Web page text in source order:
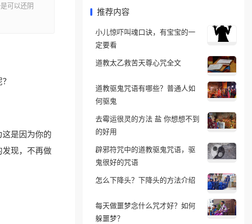
可以还阴
是因为你的
现，不再做
推荐内容
小儿惊吓叫魂口诀，有宝宝的一
定要看
道教太乙救苦天尊心咒全文
道教驱鬼咒语有哪些？普通人如
何驱鬼
去霉运很灵的方法 盐 你想想不到
的好用
辟邪符咒中的道教驱鬼咒语，驱
鬼很好的咒语
怎么下降头？下降头的方法介绍
每天做噩梦念什么咒才好？如何
躲噩梦？